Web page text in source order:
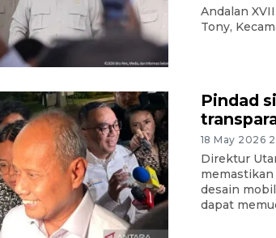
Andalan
Tony,
Pindad
18 May 2026
Direktur
desain
dapat